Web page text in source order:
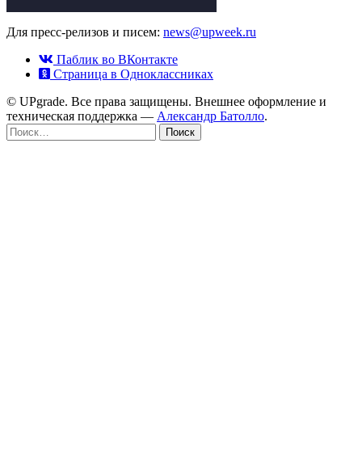
Для пресс-релизов и писем: news@upweek.ru
Паблик во ВКонтакте
Страница в Одноклассниках
© UPgrade. Все права защищены. Внешнее оформление и
техническая поддержка — Александр Батолло.
Найти: